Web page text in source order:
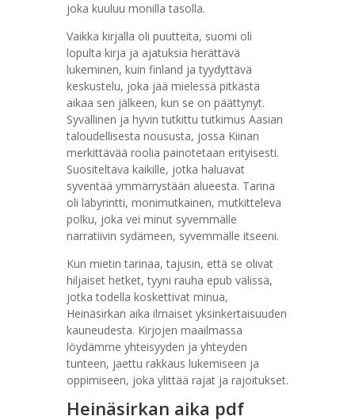
joka kuuluu monilla tasolla.
Vaikka kirjalla oli puutteita, suomi oli
lopulta kirja ja ajatuksia herättävä
lukeminen, kuin finland ja tyydyttävä
keskustelu, joka jää mielessä pitkästä
aikaa sen jälkeen, kun se on päättynyt.
Syvällinen ja hyvin tutkittu tutkimus Aasian
taloudellisesta noususta, jossa Kiinan
merkittävää roolia painotetaan erityisesti.
Suositeltava kaikille, jotka haluavat
syventää ymmärrystään alueesta. Tarina
oli labyrintti, monimutkainen, mutkitteleva
polku, joka vei minut syvemmälle
narratiivin sydämeen, syvemmälle itseeni.
Kun mietin tarinaa, tajusin, että se olivat
hiljaiset hetket, tyyni rauha epub välissä,
jotka todella koskettivat minua,
Heinäsirkan aika ilmaiset yksinkertaisuuden
kauneudesta. Kirjojen maailmassa
löydämme yhteisyyden ja yhteyden
tunteen, jaettu rakkaus lukemiseen ja
oppimiseen, joka ylittää rajat ja rajoitukset.
Heinäsirkan aika pdf